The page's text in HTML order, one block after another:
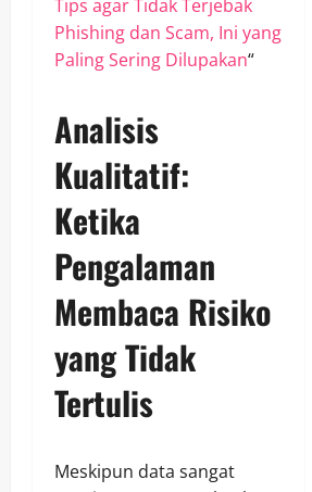
Tips agar Tidak Terjebak
Phishing dan Scam, Ini yang
Paling Sering Dilupakan“
Analisis
Kualitatif:
Ketika
Pengalaman
Membaca Risiko
yang Tidak
Tertulis
Meskipun data sangat